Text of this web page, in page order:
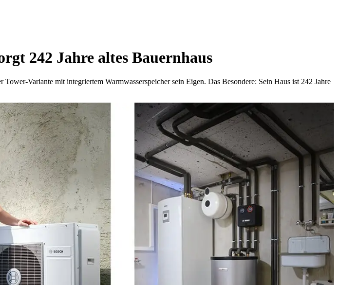
242 Jahre altes Bauernhaus
Variante mit integriertem Warmwasserspeicher sein Eigen. Das Besondere: Sein Haus ist 242 Jahre